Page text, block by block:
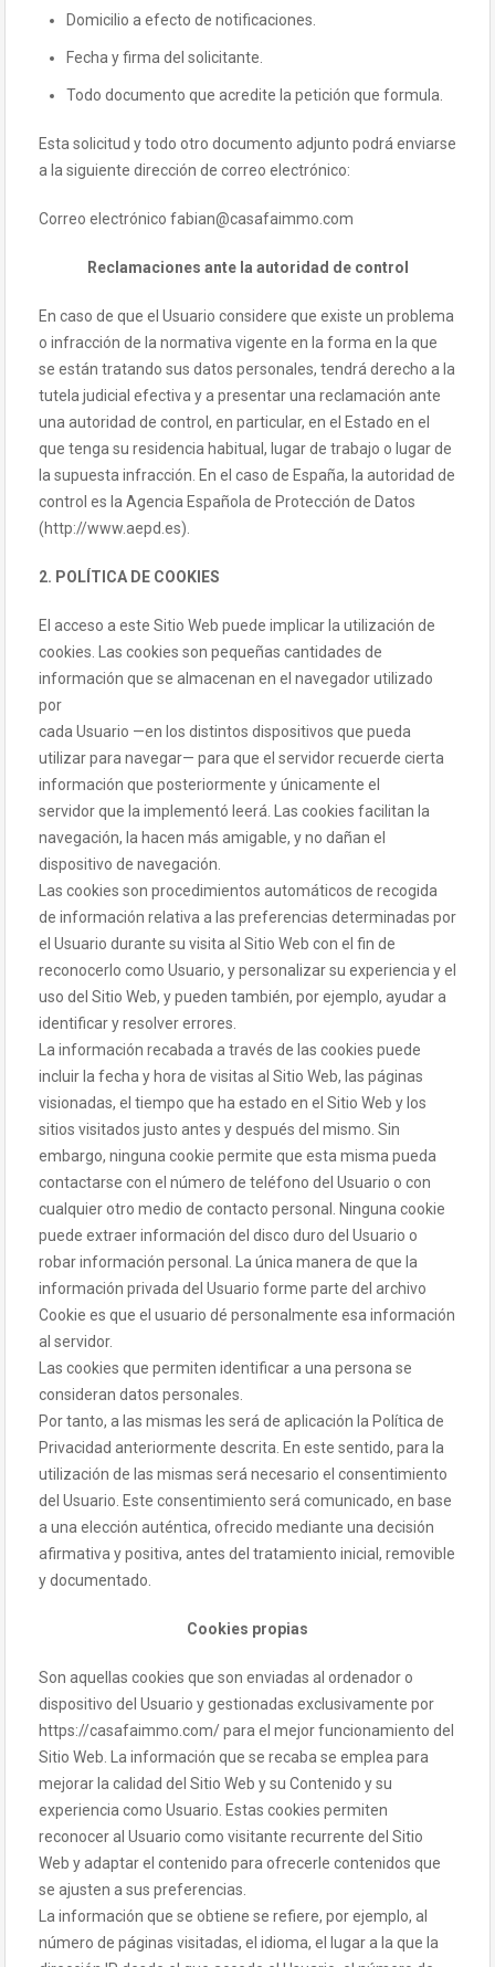
Domicilio a efecto de notificaciones.
Fecha y firma del solicitante.
Todo documento que acredite la petición que formula.
Esta solicitud y todo otro documento adjunto podrá enviarse
a la siguiente dirección de correo electrónico:
Correo electrónico fabian@casafaimmo.com
Reclamaciones ante la autoridad de control
En caso de que el Usuario considere que existe un problema
o infracción de la normativa vigente en la forma en la que
se están tratando sus datos personales, tendrá derecho a la
tutela judicial efectiva y a presentar una reclamación ante
una autoridad de control, en particular, en el Estado en el
que tenga su residencia habitual, lugar de trabajo o lugar de
la supuesta infracción. En el caso de España, la autoridad de
control es la Agencia Española de Protección de Datos
(http://www.aepd.es).
2. POLÍTICA DE COOKIES
El acceso a este Sitio Web puede implicar la utilización de
cookies. Las cookies son pequeñas cantidades de
información que se almacenan en el navegador utilizado
por
cada Usuario —en los distintos dispositivos que pueda
utilizar para navegar— para que el servidor recuerde cierta
información que posteriormente y únicamente el
servidor que la implementó leerá. Las cookies facilitan la
navegación, la hacen más amigable, y no dañan el
dispositivo de navegación.
Las cookies son procedimientos automáticos de recogida
de información relativa a las preferencias determinadas por
el Usuario durante su visita al Sitio Web con el fin de
reconocerlo como Usuario, y personalizar su experiencia y el
uso del Sitio Web, y pueden también, por ejemplo, ayudar a
identificar y resolver errores.
La información recabada a través de las cookies puede
incluir la fecha y hora de visitas al Sitio Web, las páginas
visionadas, el tiempo que ha estado en el Sitio Web y los
sitios visitados justo antes y después del mismo. Sin
embargo, ninguna cookie permite que esta misma pueda
contactarse con el número de teléfono del Usuario o con
cualquier otro medio de contacto personal. Ninguna cookie
puede extraer información del disco duro del Usuario o
robar información personal. La única manera de que la
información privada del Usuario forme parte del archivo
Cookie es que el usuario dé personalmente esa información
al servidor.
Las cookies que permiten identificar a una persona se
consideran datos personales.
Por tanto, a las mismas les será de aplicación la Política de
Privacidad anteriormente descrita. En este sentido, para la
utilización de las mismas será necesario el consentimiento
del Usuario. Este consentimiento será comunicado, en base
a una elección auténtica, ofrecido mediante una decisión
afirmativa y positiva, antes del tratamiento inicial, removible
y documentado.
Cookies propias
Son aquellas cookies que son enviadas al ordenador o
dispositivo del Usuario y gestionadas exclusivamente por
https://casafaimmo.com/ para el mejor funcionamiento del
Sitio Web. La información que se recaba se emplea para
mejorar la calidad del Sitio Web y su Contenido y su
experiencia como Usuario. Estas cookies permiten
reconocer al Usuario como visitante recurrente del Sitio
Web y adaptar el contenido para ofrecerle contenidos que
se ajusten a sus preferencias.
La información que se obtiene se refiere, por ejemplo, al
número de páginas visitadas, el idioma, el lugar a la que la